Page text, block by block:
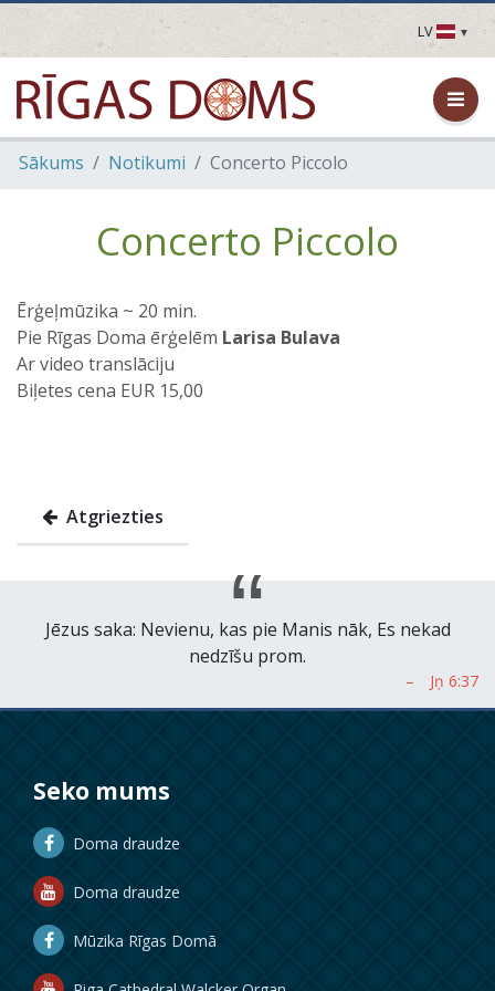
LV
LV
EN
DE
FR
Sākums Notikumi Concerto Piccolo
Concerto Piccolo
Ērģeļmūzika ~ 20 min.
Pie Rīgas Doma ērģelēm Larisa Bulava
Ar video translāciju
Biļetes cena EUR 15,00
Atgriezties
Jēzus saka: Nevienu, kas pie Manis nāk, Es nekad
nedzīšu prom.
Seko mums
Doma draudze
Doma draudze
Mūzika Rīgas Domā